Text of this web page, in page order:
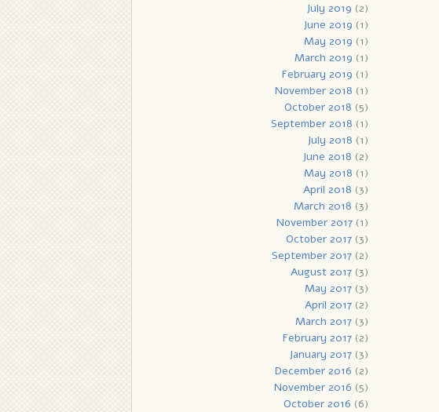
July 2019 (2)
June 2019 (1)
May 2019 (1)
March 2019 (1)
February 2019 (1)
November 2018 (1)
October 2018 (5)
September 2018 (1)
July 2018 (1)
June 2018 (2)
May 2018 (1)
April 2018 (3)
March 2018 (3)
November 2017(1)
October 2017(3)
September 2017(2)
August 2017(3)
May 2017(3)
April 2017(2)
March 2017(3)
February 2017(2)
January 2017(3)
December 2016 (2)
November 2016 (5)
October 2016 (6)